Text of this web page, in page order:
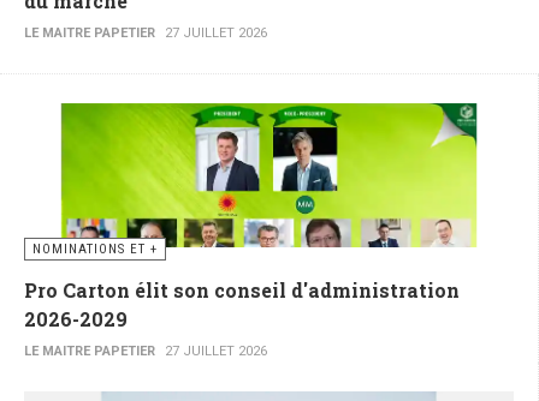
LE MAITRE PAPETIER 27 JUILLET 2026
NOMINATIONS ET +
Pro Carton élit son conseil d'administration
2026-2029
LE MAITRE PAPETIER 27 JUILLET 2026